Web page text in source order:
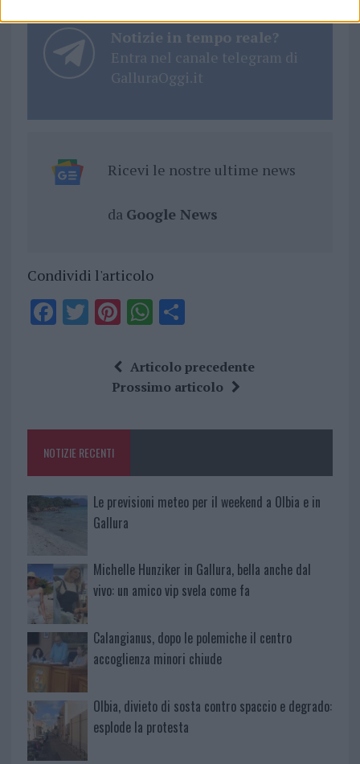
Notizie in tempo reale?
Entra nel canale telegram di
GalluraOggi.it
Ricevi le nostre ultime news
da Google News
Condividi l'articolo
F
o
k
T Pi
te
re
W
at
s
p
S
a
re
Articolo precedente
Prossimo articolo
NOTIZIE RECENTI
Le previsioni meteo per il weekend a Olbia e in
Gallura
Michelle Hunziker in Gallura, bella anche dal
vivo: un amico vip svela come fa
Calangianus, dopo le polemiche il centro
accoglienza minori chiude
Olbia, divieto di sosta contro spaccio e degrado:
esplode la protesta